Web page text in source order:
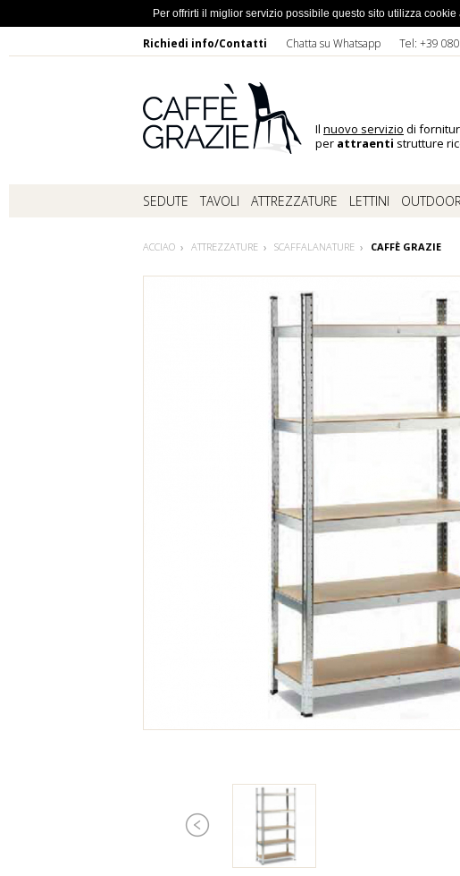
Richiedi info/Contatti Chatta su Whatsapp Tel: +39
Il nuovo servizio di
per attraenti strutture
SEDUTE TAVOLI ATTREZZATURE LETTINI
ACCIAO ATTREZZATURE SCAFFALANATURE CAFFÈ GRAZIE
Per offrirti il miglior servizio possibile questo sito utilizza